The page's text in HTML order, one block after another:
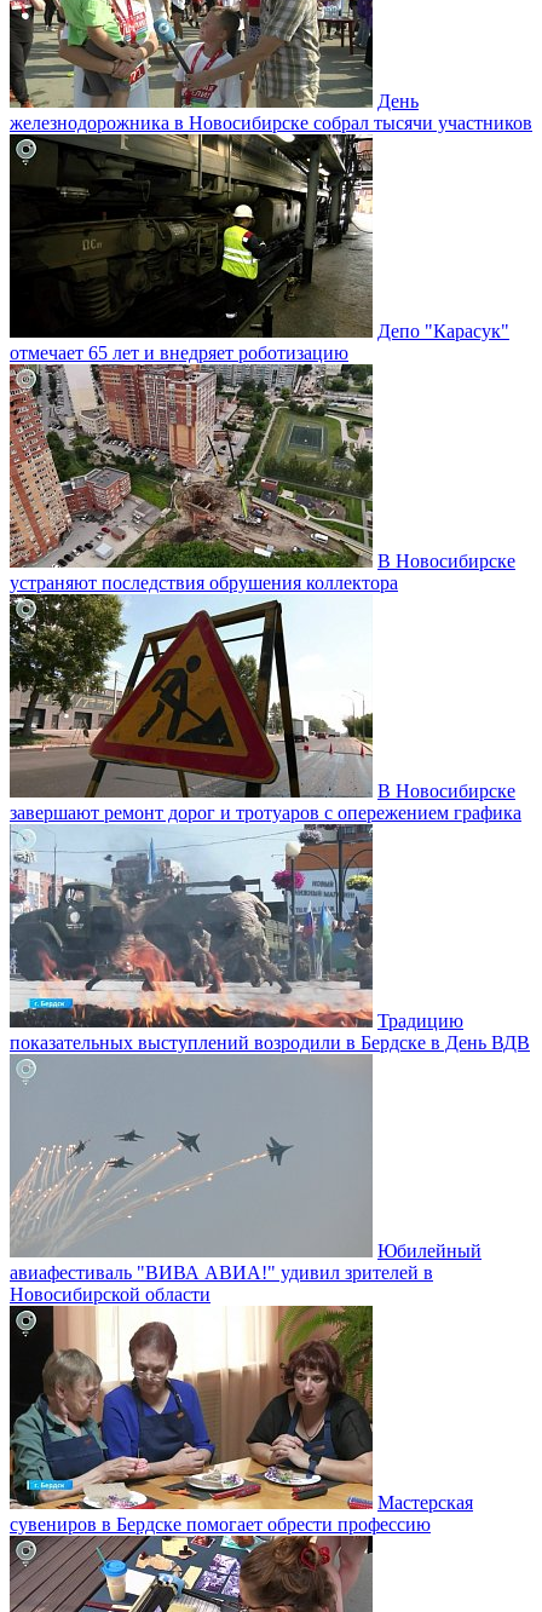
День
железнодорожника в Новосибирске собрал тысячи участников
Депо "Карасук"
отмечает 65 лет и внедряет роботизацию
В Новосибирске
устраняют последствия обрушения коллектора
В Новосибирске
завершают ремонт дорог и тротуаров с опережением графика
Традицию
показательных выступлений возродили в Бердске в День ВДВ
Юбилейный
авиафестиваль "ВИВА АВИА!" удивил зрителей в
Новосибирской области
Мастерская
сувениров в Бердске помогает обрести профессию